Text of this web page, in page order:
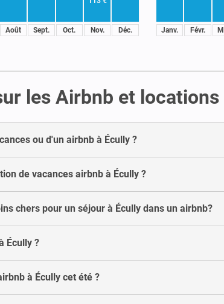
Août Sept. Oct. Nov. Déc. Janv. Févr.
les Airbnb et locations
ou d'un airbnb à Écully ?
de vacances airbnb à Écully ?
chers pour un séjour à Écully dans un airbnb?
Écully ?
à Écully cet été ?